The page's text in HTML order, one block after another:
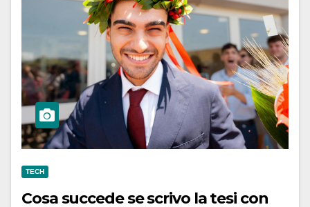
TECH
Cosa succede se scrivo la tesi con